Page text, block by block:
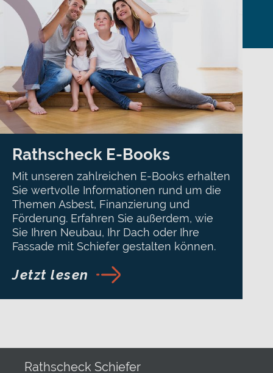
Rathscheck E-Books
Mit unseren zahlreichen E-Books erhalten
Sie wertvolle Informationen rund um die
Themen Asbest, Finanzierung und
Förderung. Erfahren Sie außerdem, wie
Sie Ihren Neubau, Ihr Dach oder Ihre
Fassade mit Schiefer gestalten können.
Jetzt lesen
Rathscheck Schiefer